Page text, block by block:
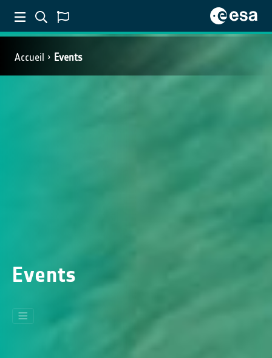
Accueil Events
Events